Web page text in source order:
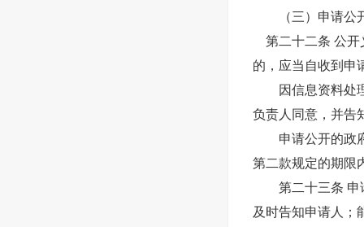
（三）申请公开
第二十二条 公开
的，应当自收到申
因信息资料处理
负责人同意，并告
申请公开的政府
第二款规定的期限
第二十三条 申请
及时告知申请人；